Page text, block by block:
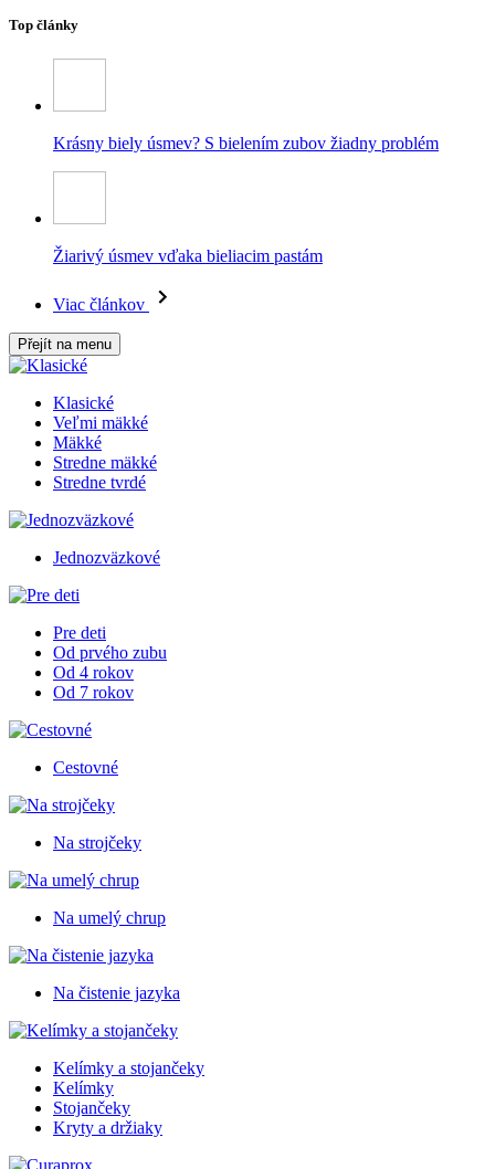
Top články
Krásny biely úsmev? S bielením zubov žiadny problém
Žiarivý úsmev vďaka bieliacim pastám
Viac článkov
Přejít na menu
Klasické
Veľmi mäkké
Mäkké
Stredne mäkké
Stredne tvrdé
Jednozväzkové
Pre deti
Od prvého zubu
Od 4 rokov
Od 7 rokov
Cestovné
Na strojčeky
Na umelý chrup
Na čistenie jazyka
Kelímky a stojančeky
Kelímky
Stojančeky
Kryty a držiaky